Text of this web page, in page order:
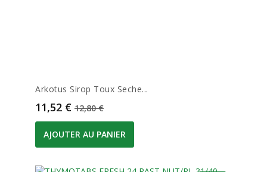
Arkotus Sirop Toux Seche...
Prix
11,52 € Prix de base
12,80 €
AJOUTER AU PANIER